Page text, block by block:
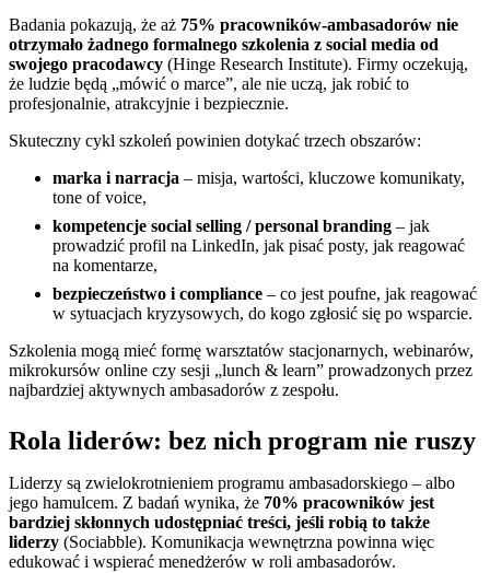
Badania pokazują, że aż 75% pracowników-ambasadorów nie
otrzymało żadnego formalnego szkolenia z social media od
swojego pracodawcy (Hinge Research Institute). Firmy oczekują,
że ludzie będą „mówić o marce”, ale nie uczą, jak robić to
profesjonalnie, atrakcyjnie i bezpiecznie.
Skuteczny cykl szkoleń powinien dotykać trzech obszarów:
marka i narracja – misja, wartości, kluczowe komunikaty,
tone of voice,
kompetencje social selling / personal branding – jak
prowadzić profil na LinkedIn, jak pisać posty, jak reagować
na komentarze,
bezpieczeństwo i compliance – co jest poufne, jak reagować
w sytuacjach kryzysowych, do kogo zgłosić się po wsparcie.
Szkolenia mogą mieć formę warsztatów stacjonarnych, webinarów,
mikrokursów online czy sesji „lunch & learn” prowadzonych przez
najbardziej aktywnych ambasadorów z zespołu.
Rola liderów: bez nich program nie ruszy
Liderzy są zwielokrotnieniem programu ambasadorskiego – albo
jego hamulcem. Z badań wynika, że 70% pracowników jest
bardziej skłonnych udostępniać treści, jeśli robią to także
liderzy (Sociabble). Komunikacja wewnętrzna powinna więc
edukować i wspierać menedżerów w roli ambasadorów.